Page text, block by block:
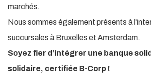
marchés.
Nous sommes également présents à
succursales à Bruxelles et Amsterdam.
Soyez fier d’intégrer une banque
solidaire, certifiée B-Corp !